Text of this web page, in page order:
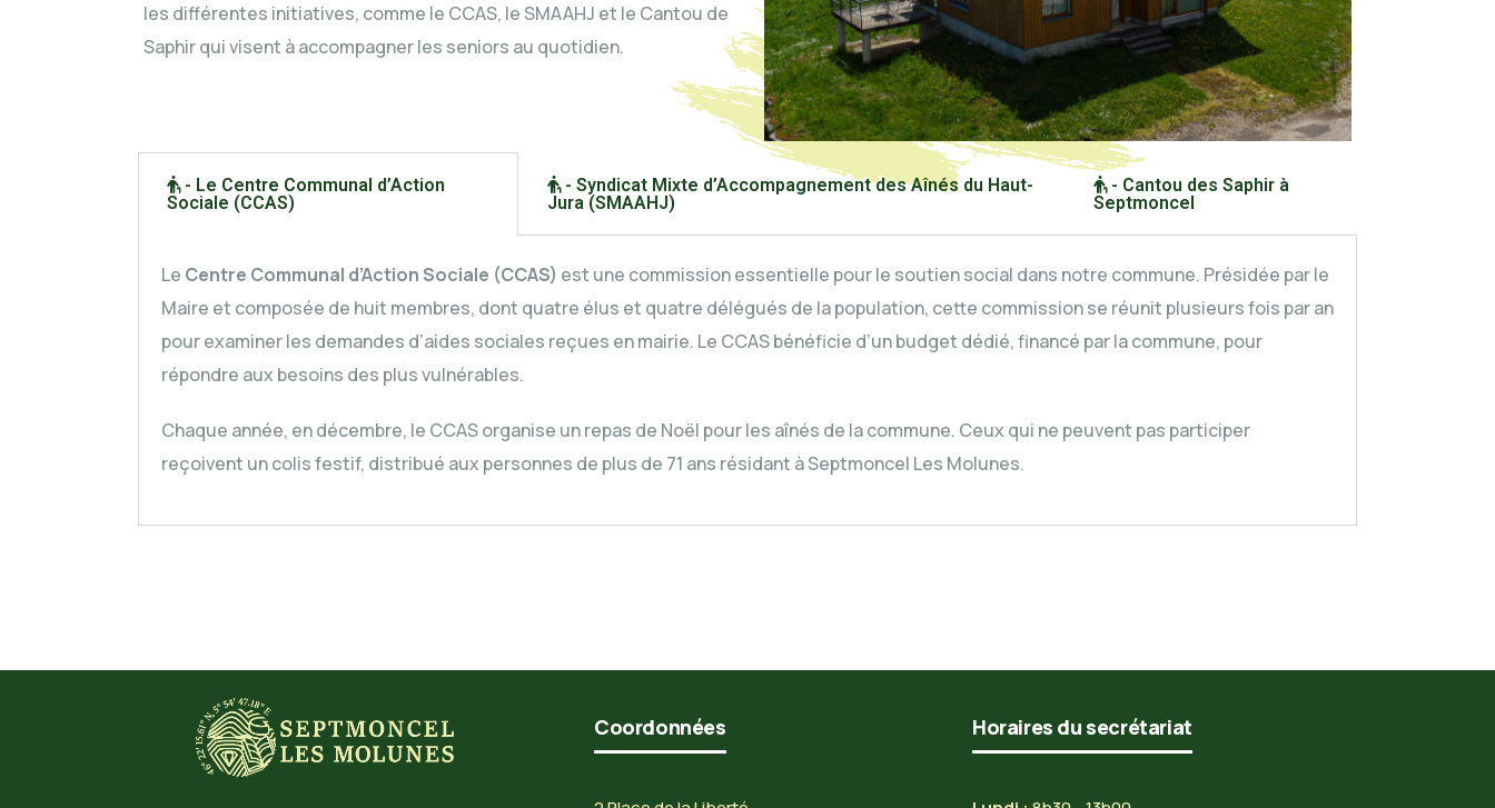
les différentes initiatives, comme le CCAS, le SMAAHJ et le Cantou de
Saphir qui visent à accompagner les seniors au quotidien.
- Le Centre Communal d’Action
Sociale (CCAS)
- Syndicat Mixte d’Accompagnement des Aînés du Haut-
Jura (SMAAHJ)
- Cantou des Saphir à
Septmoncel
Le Centre Communal d’Action Sociale (CCAS) est une commission essentielle pour le soutien social dans notre commune. Présidée par le
Maire et composée de huit membres, dont quatre élus et quatre délégués de la population, cette commission se réunit plusieurs fois par an
pour examiner les demandes d’aides sociales reçues en mairie. Le CCAS bénéficie d’un budget dédié, financé par la commune, pour
répondre aux besoins des plus vulnérables.
Chaque année, en décembre, le CCAS organise un repas de Noël pour les aînés de la commune. Ceux qui ne peuvent pas participer
reçoivent un colis festif, distribué aux personnes de plus de 71 ans résidant à Septmoncel Les Molunes.
Coordonnées Horaires du secrétariat